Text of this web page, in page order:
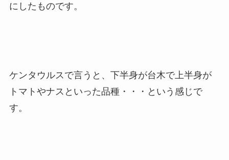
にしたものです。
ケンタウルスで言うと、下半身が台木で上半身が
トマトやナスといった品種・・・という感じで
す。